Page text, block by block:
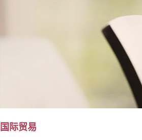
国际贸易